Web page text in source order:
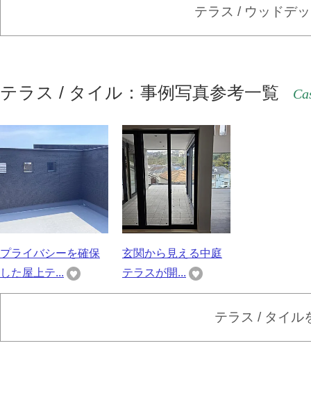
テラス / ウッドデ
テラス / タイル：事例写真参考一覧
プライバシーを確保
した屋上テ...
玄関から見える中庭
テラスが開...
テラス / タイル